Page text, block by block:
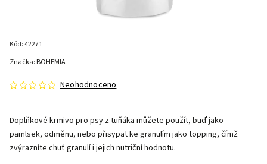
Kód:42271
Neohodnoceno
Doplňkové krmivo pro psy z tuňáka můžete použít, buď jako
pamlsek, odměnu, nebo přisypat ke granulím jako topping, čímž
zvýrazníte chuť granulí i jejich nutriční hodnotu.
Značka: BOHEMIA